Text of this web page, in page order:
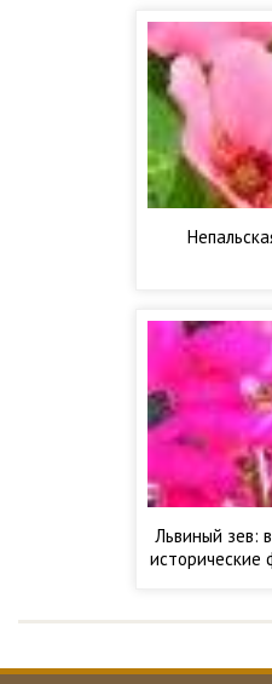
Львиный зев:
исторические